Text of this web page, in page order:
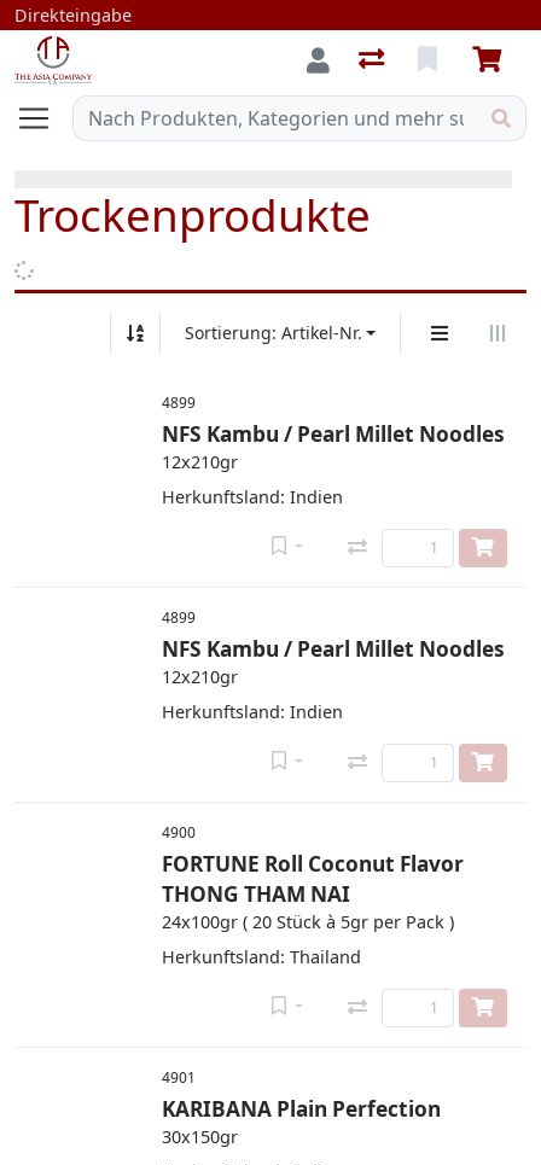
Direkteingabe
Trockenprodukte
Sortierung: Artikel-Nr.
4899
NFS Kambu / Pearl Millet Noodles
12x210gr
Herkunftsland: Indien
4899
NFS Kambu / Pearl Millet Noodles
12x210gr
Herkunftsland: Indien
4900
FORTUNE Roll Coconut Flavor
THONG THAM NAI
24x100gr ( 20 Stück à 5gr per Pack )
Herkunftsland: Thailand
4901
KARIBANA Plain Perfection
30x150gr